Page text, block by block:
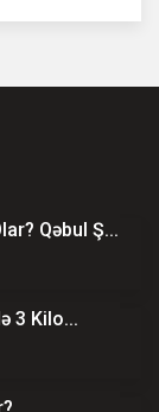
Qəbul Ş...
3 Kilo...